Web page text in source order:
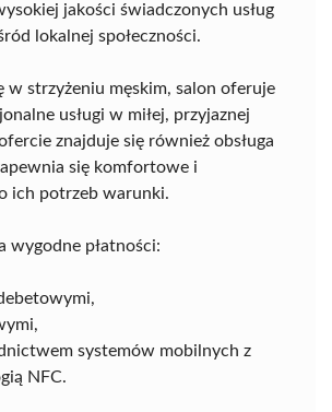
jakości świadczonych usług
lokalnej społeczności.
w strzyżeniu męskim, salon oferuje
usługi w miłej, przyjaznej
znajduje się również obsługa
się komfortowe i
ich potrzeb warunki.
wygodne płatności:
systemów mobilnych z
NFC.